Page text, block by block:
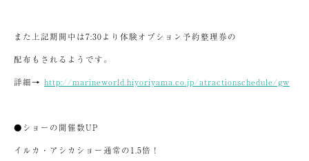
また上記期間中は7:30より体験オプション予約整理券の
配布もされるようです。
詳細→ http://marineworld.hiyoriyama.co.jp/atractionschedule/gw
●ショーの開催数UP
イルカ・アシカショー通常の1.5倍！